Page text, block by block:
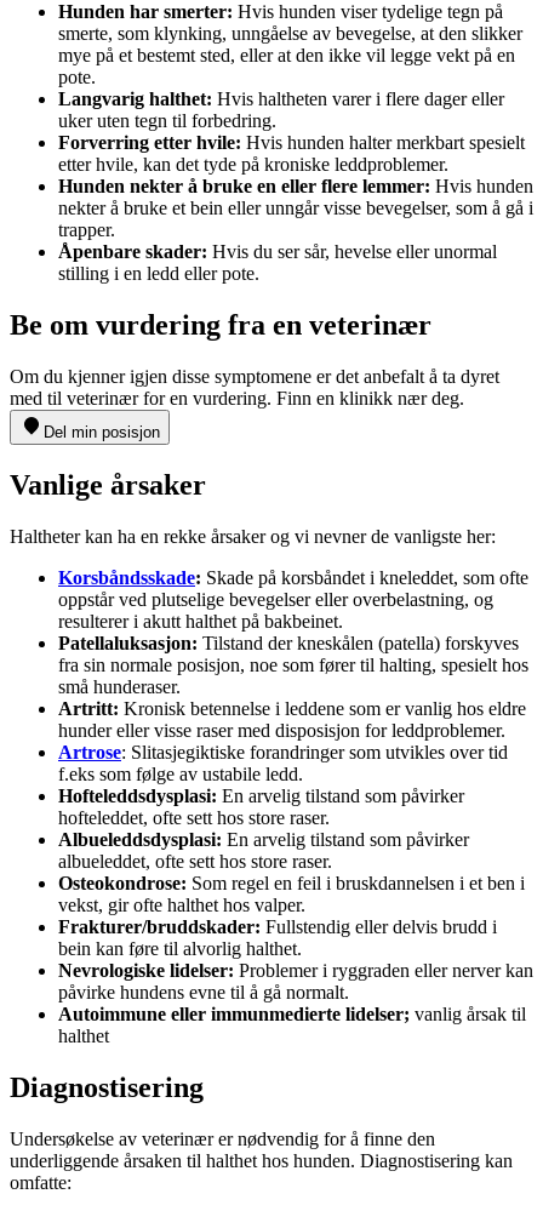
Hunden har smerter: Hvis hunden viser tydelige tegn på
smerte, som klynking, unngåelse av bevegelse, at den slikker
mye på et bestemt sted, eller at den ikke vil legge vekt på en
pote.
Langvarig halthet: Hvis haltheten varer i flere dager eller
uker uten tegn til forbedring.
Forverring etter hvile: Hvis hunden halter merkbart spesielt
etter hvile, kan det tyde på kroniske leddproblemer.
Hunden nekter å bruke en eller flere lemmer: Hvis hunden
nekter å bruke et bein eller unngår visse bevegelser, som å gå i
trapper.
Åpenbare skader: Hvis du ser sår, hevelse eller unormal
stilling i en ledd eller pote.
Be om vurdering fra en veterinær
Om du kjenner igjen disse symptomene er det anbefalt å ta dyret
med til veterinær for en vurdering. Finn en klinikk nær deg.
Del min posisjon
Vanlige årsaker
Haltheter kan ha en rekke årsaker og vi nevner de vanligste her:
Korsbåndsskade: Skade på korsbåndet i kneleddet, som ofte
oppstår ved plutselige bevegelser eller overbelastning, og
resulterer i akutt halthet på bakbeinet.
Patellaluksasjon: Tilstand der kneskålen (patella) forskyves
fra sin normale posisjon, noe som fører til halting, spesielt hos
små hunderaser.
Artritt: Kronisk betennelse i leddene som er vanlig hos eldre
hunder eller visse raser med disposisjon for leddproblemer.
Artrose: Slitasjegiktiske forandringer som utvikles over tid
f.eks som følge av ustabile ledd.
Hofteleddsdysplasi: En arvelig tilstand som påvirker
hofteleddet, ofte sett hos store raser.
Albueleddsdysplasi: En arvelig tilstand som påvirker
albueleddet, ofte sett hos store raser.
Osteokondrose: Som regel en feil i bruskdannelsen i et ben i
vekst, gir ofte halthet hos valper.
Frakturer/bruddskader: Fullstendig eller delvis brudd i
bein kan føre til alvorlig halthet.
Nevrologiske lidelser: Problemer i ryggraden eller nerver kan
påvirke hundens evne til å gå normalt.
Autoimmune eller immunmedierte lidelser; vanlig årsak til
halthet
Diagnostisering
Undersøkelse av veterinær er nødvendig for å finne den
underliggende årsaken til halthet hos hunden. Diagnostisering kan
omfatte: